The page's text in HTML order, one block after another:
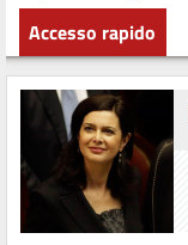
Accesso rapido